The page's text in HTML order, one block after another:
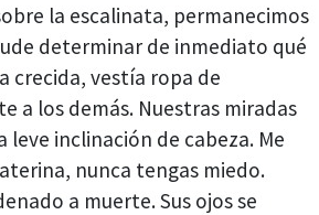
la escalinata, permanecimos
determinar de inmediato qué
crecida, vestía ropa de
a los demás. Nuestras miradas
leve inclinación de cabeza. Me
nunca tengas miedo.
a muerte. Sus ojos se